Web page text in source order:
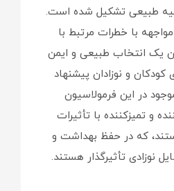
اولیه طبیعی تشکیل شده است.
با خطرات مرتبط با
یک انتخاب طبیعی و ایمن
کودکان و نوزادان پیشنهاد
در این فرمولاسیون
و تمیزکننده با تأثیرات
که در حفظ بهداشت و
نوزادی تأثیرگذار هستند.